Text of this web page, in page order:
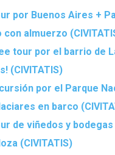
por Buenos Aires +
con almuerzo
tour por el barrio de
(CIVITATIS)
por el Parque
en barco
de viñedos y bodegas
(CIVITATIS)